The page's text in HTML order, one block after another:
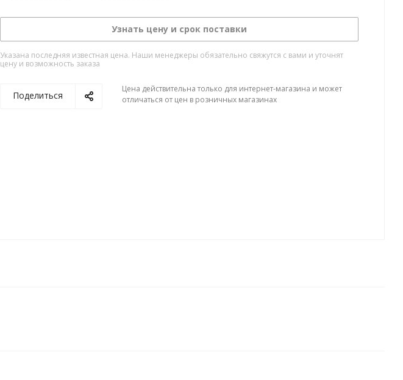
Узнать цену и срок поставки
Указана последняя известная цена. Наши менеджеры обязательно свяжутся с вами и уточнят
цену и возможность заказа
Поделиться
Цена действительна только для интернет-магазина и может
отличаться от цен в розничных магазинах